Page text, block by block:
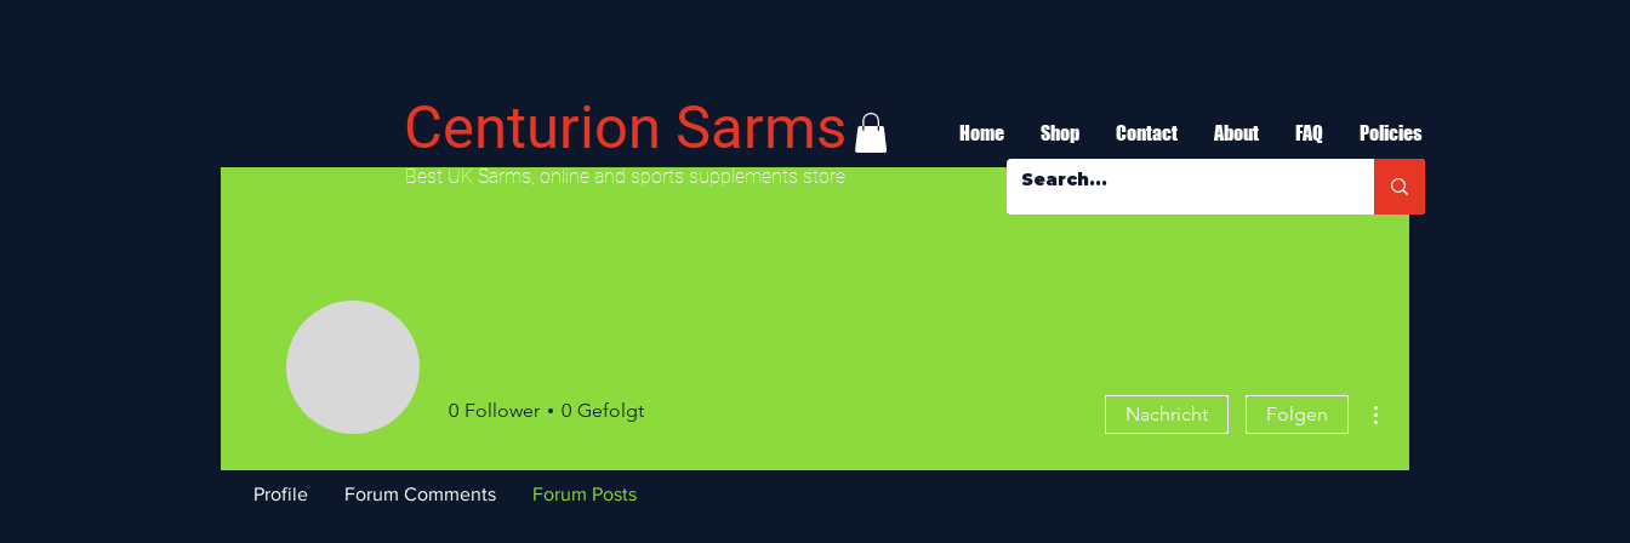
Home Shop Contact About FAQ Policies
Centurion Sarms
​Best UK Sarms, online and sports supplements store
0 Follower 0 Gefolgt Nachricht Folgen
Profile Forum Comments Forum Posts